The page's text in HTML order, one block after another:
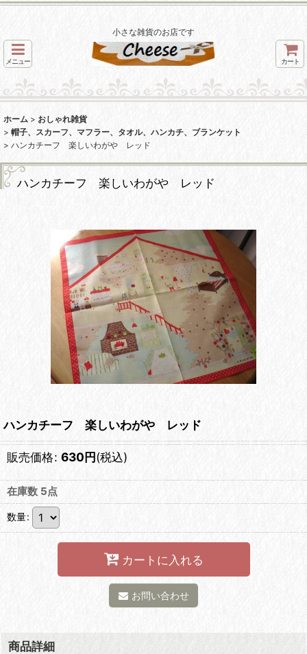
小さな雑貨のお店です
メニュー カート
ホーム > おしゃれ雑貨
> 帽子、スカーフ、マフラー、タオル、ハンカチ、ブランケット
> ハンカチーフ 楽しいわがや レッド
ハンカチーフ 楽しいわがや レッド
ハンカチーフ 楽しいわがや レッド
販売価格: 630円(税込)
在庫数 5点
数量:
カートに入れる
お問い合わせ
商品詳細